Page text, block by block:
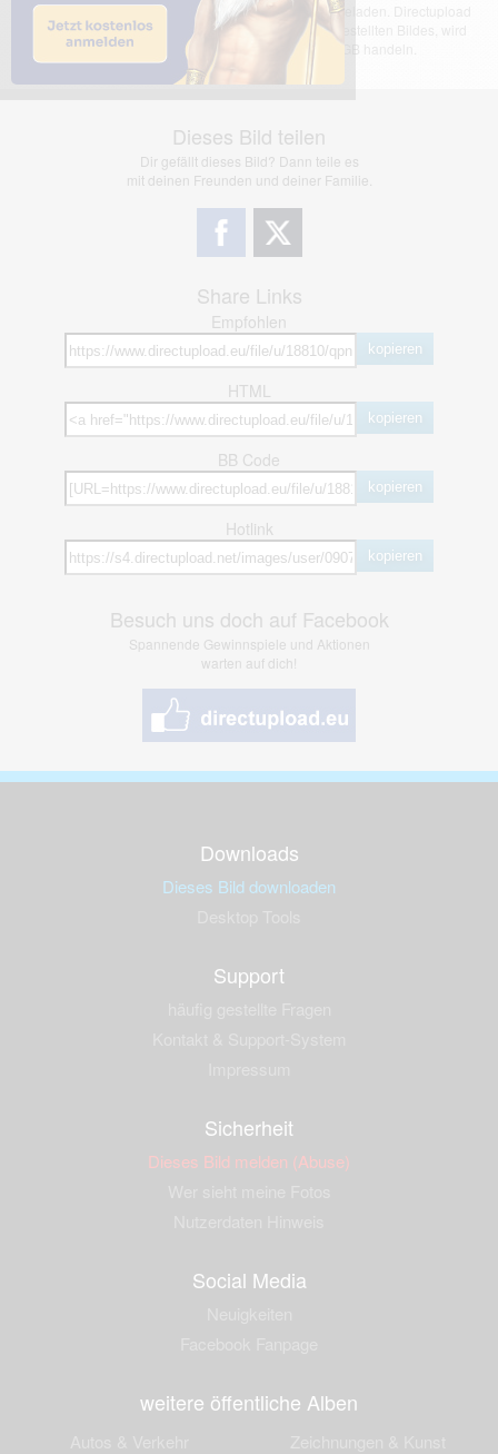
Das dargestellte Bild wurde von einem Nutzer hochgeladen. Directupload
übernimmt keinerlei Haftung für den Inhalt des dargestellten Bildes, wird
jedoch bei Verstößen nach §2(3) unserer AGB handeln.
Dieses Bild teilen
Dir gefällt dieses Bild? Dann teile es
mit deinen Freunden und deiner Familie.
Share Links
Empfohlen
kopieren
HTML
kopieren
BB Code
kopieren
Hotlink
kopieren
Besuch uns doch auf Facebook
Spannende Gewinnspiele und Aktionen
warten auf dich!
Downloads
Dieses Bild downloaden
Support
Sicherheit
Dieses Bild melden (Abuse)
Social Media
weitere öffentliche Alben